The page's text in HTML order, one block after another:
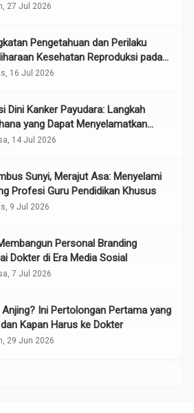
27 Jul 2026
Pengetahuan dan Perilaku
Kesehatan Reproduksi pada
melalui Edukasi dan Konseling di
16 Jul 2026
Dini Kanker Payudara: Langkah
yang Dapat Menyelamatkan
14 Jul 2026
Sunyi, Merajut Asa: Menyelami
Profesi Guru Pendidikan Khusus
9 Jul 2026
Personal Branding
Dokter di Era Media Sosial
7 Jul 2026
Anjing? Ini Pertolongan Pertama yang
Kapan Harus ke Dokter
29 Jun 2026